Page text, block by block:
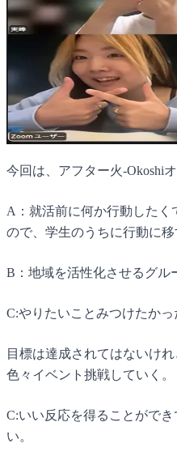
今回は、アフター火-Okoshi
A：就活前に何か行動したく
ので、学生のうちに行動に
B：地域を活性化させるグル
C:やりたいことみつけたか
目標は達成されてはないけ
色々イベント挑戦していく。
C:いい反応を得ることがで
い。